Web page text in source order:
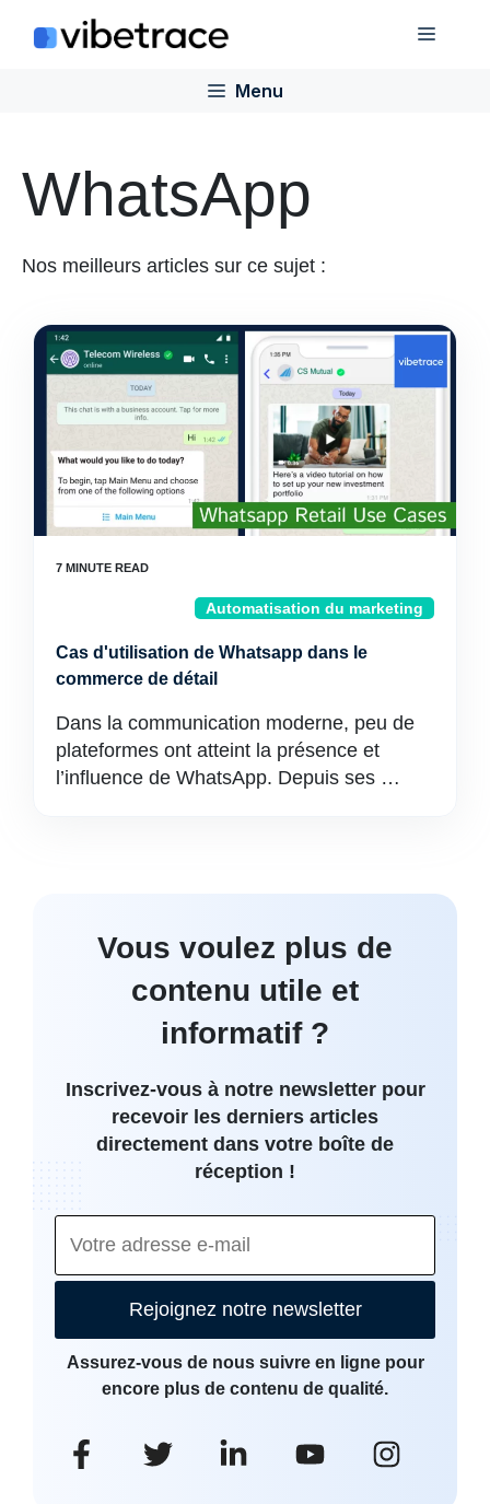
Menu
Menu
WhatsApp
Nos meilleurs articles sur ce sujet :
Automatisation du marketing
Cas d'utilisation de Whatsapp dans le
commerce de détail
Dans la communication moderne, peu de
plateformes ont atteint la présence et
l’influence de WhatsApp. Depuis ses …
Vous voulez plus de
contenu utile et
informatif ?
Inscrivez-vous à notre newsletter pour
recevoir les derniers articles
directement dans votre boîte de
réception !
Rejoignez notre newsletter
Assurez-vous de nous suivre en ligne pour
encore plus de contenu de qualité.